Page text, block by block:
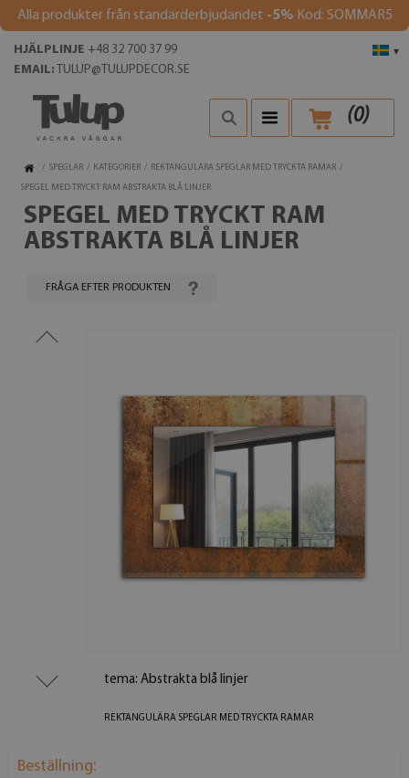
Alla produkter från standarderbjudandet -5% Kod: SOMMAR5
▾
HJÄLPLINJE +48 32 700 37 99
EMAIL: TULUP@TULUPDECOR.SE
(0)
/ SPEGLAR / KATEGORIER / REKTANGULÄRA SPEGLAR MED TRYCKTA RAMAR /
SPEGEL MED TRYCKT RAM ABSTRAKTA BLÅ LINJER
SPEGEL MED TRYCKT RAM
ABSTRAKTA BLÅ LINJER
FRÅGA EFTER PRODUKTEN
tema: Abstrakta blå linjer
REKTANGULÄRA SPEGLAR MED TRYCKTA RAMAR
Beställning: